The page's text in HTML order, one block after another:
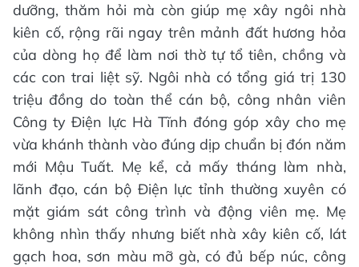
dưỡng, thăm hỏi mà còn giúp mẹ xây ngôi nhà
kiên cố, rộng rãi ngay trên mảnh đất hương hỏa
của dòng họ để làm nơi thờ tự tổ tiên, chồng và
các con trai liệt sỹ. Ngôi nhà có tổng giá trị 130
triệu đồng do toàn thể cán bộ, công nhân viên
Công ty Điện lực Hà Tĩnh đóng góp xây cho mẹ
vừa khánh thành vào đúng dịp chuẩn bị đón năm
mới Mậu Tuất. Mẹ kể, cả mấy tháng làm nhà,
lãnh đạo, cán bộ Điện lực tỉnh thường xuyên có
mặt giám sát công trình và động viên mẹ. Mẹ
không nhìn thấy nhưng biết nhà xây kiên cố, lát
gạch hoa, sơn màu mỡ gà, có đủ bếp núc, công